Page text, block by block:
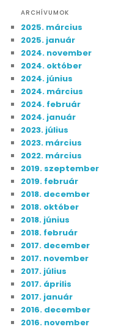
ARCHÍVUMOK
2025. március
2025. január
2024. november
2024. október
2024. június
2024. március
2024. február
2024. január
2023. július
2023. március
2022. március
2019. szeptember
2019. február
2018. december
2018. október
2018. június
2018. február
2017. december
2017. november
2017. július
2017. április
2017. január
2016. december
2016. november